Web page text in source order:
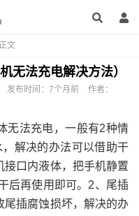
文
无法充电解决方法）
发布时间： 7个月前
作者：
无法充电，一般有2种情
解决的办法可以借助干
口内液体，把手机静置
后再使用即可。2、尾插
尾插腐蚀损坏，解决的办